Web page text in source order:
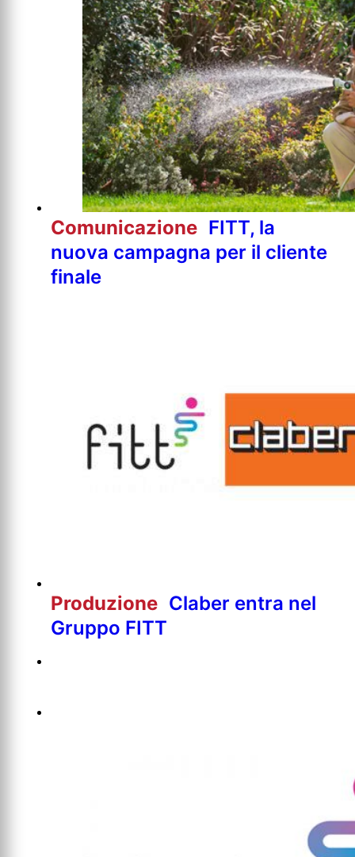
Comunicazione FITT, la
nuova campagna per il cliente
finale
Produzione Claber entra nel
Gruppo FITT